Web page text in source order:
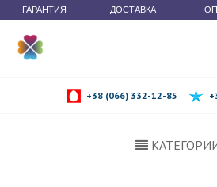
ГАРАНТИЯ ДОСТАВКА
+38 (066) 332-12-85